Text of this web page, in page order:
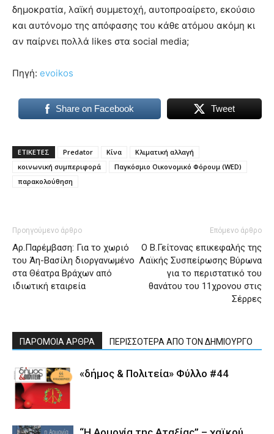
δημοκρατία, λαϊκή συμμετοχή, αυτοπροαίρετο, εκούσιο
και αυτόνομο της απόφασης του κάθε ατόμου ακόμη κι
αν παίρνει πολλά likes στα social media;
Πηγή: evoikos
Share on Facebook Tweet
ΕΤΙΚΕΤΕΣ Predator Κίνα
Κλιματική αλλαγή
κοινωνική συμπεριφορά
Παγκόσμιο Οικονομικό Φόρουμ (WED)
παρακολούθηση
Προηγούμενο άρθρο
Αρ.Παρέμβαση: Για το χωριό
του Άη-Βασίλη διοργανωμένο
στα Θέατρα Βράχων από
ιδιωτική εταιρεία
Επόμενο άρθρο
Ο Β.Γείτονας επικεφαλής της
Λαϊκής Συσπείρωσης Βύρωνα
για το περιστατικό του
θανάτου του 11χρονου στις
Σέρρες
ΠΑΡΟΜΟΙΑ ΑΡΘΡΑ ΠΕΡΙΣΣΟΤΕΡΑ ΑΠΟ ΤΟΝ ΔΗΜΙΟΥΡΓΟ
«δήμος & Πολιτεία» Φύλλο #44